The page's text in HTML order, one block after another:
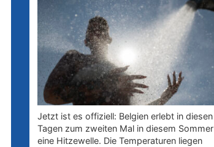
Jetzt ist es offiziell: Belgien erlebt in diesen
Tagen zum zweiten Mal in diesem Sommer
eine Hitzewelle. Die Temperaturen liegen